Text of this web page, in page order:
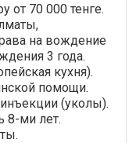
от 70 000 тенге.
на вождение
3 года.
кухня).
помощи.
(уколы).
8-ми лет.